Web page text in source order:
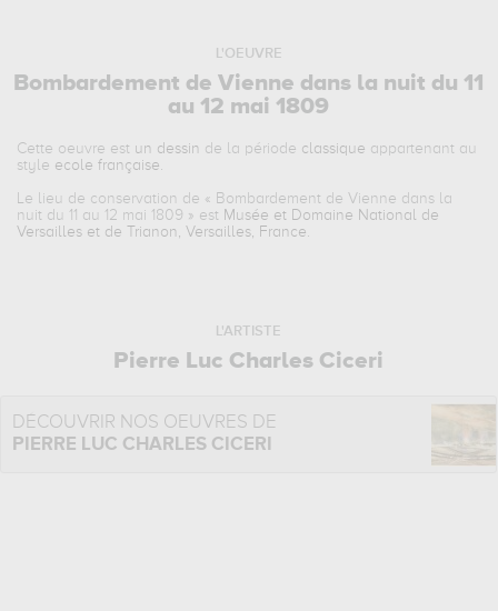
L'OEUVRE
Bombardement de Vienne dans la nuit du 11
au 12 mai 1809
Cette oeuvre est un dessin de la période classique appartenant au
style ecole française
Le lieu de conservation de « Bombardement de Vienne dans la
nuit du 11 au 12 mai 1809 » est Musée et Domaine National de
Versailles et de Trianon, Versailles, France
L'ARTISTE
Pierre Luc Charles Ciceri
DÉCOUVRIR NOS OEUVRES DE
PIERRE LUC CHARLES CICERI